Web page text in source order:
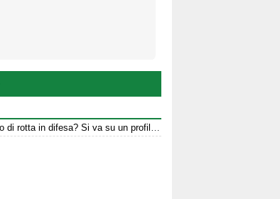
Avellino, cambio di rotta in difesa? Si va su un profilo over